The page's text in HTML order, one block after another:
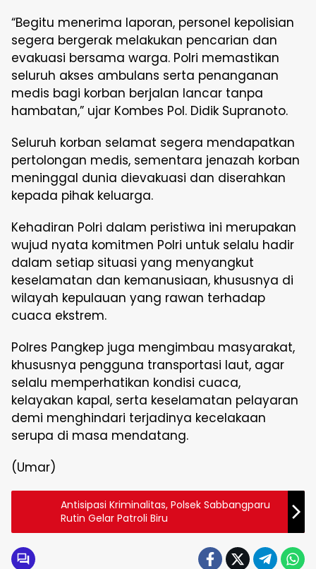
“Begitu menerima laporan, personel kepolisian
segera bergerak melakukan pencarian dan
evakuasi bersama warga. Polri memastikan
seluruh akses ambulans serta penanganan
medis bagi korban berjalan lancar tanpa
hambatan,” ujar Kombes Pol. Didik Supranoto.
Seluruh korban selamat segera mendapatkan
pertolongan medis, sementara jenazah korban
meninggal dunia dievakuasi dan diserahkan
kepada pihak keluarga.
Kehadiran Polri dalam peristiwa ini merupakan
wujud nyata komitmen Polri untuk selalu hadir
dalam setiap situasi yang menyangkut
keselamatan dan kemanusiaan, khususnya di
wilayah kepulauan yang rawan terhadap
cuaca ekstrem.
Polres Pangkep juga mengimbau masyarakat,
khususnya pengguna transportasi laut, agar
selalu memperhatikan kondisi cuaca,
kelayakan kapal, serta keselamatan pelayaran
demi menghindari terjadinya kecelakaan
serupa di masa mendatang.
(Umar)
Antisipasi Kriminalitas, Polsek Sabbangparu
Rutin Gelar Patroli Biru